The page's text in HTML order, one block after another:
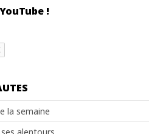
!
la semaine
alentours